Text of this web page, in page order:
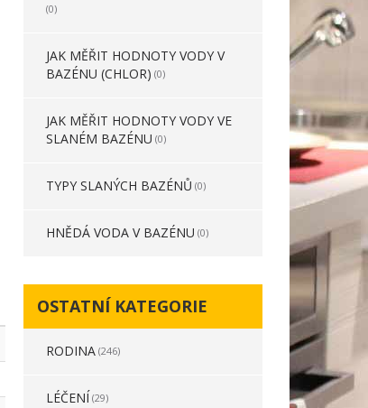
(0)
JAK MĚŘIT HODNOTY VODY V
BAZÉNU (CHLOR) (0)
JAK MĚŘIT HODNOTY VODY VE
SLANÉM BAZÉNU (0)
TYPY SLANÝCH BAZÉNŮ (0)
HNĚDÁ VODA V BAZÉNU (0)
OSTATNÍ KATEGORIE
RODINA (246)
LÉČENÍ (29)